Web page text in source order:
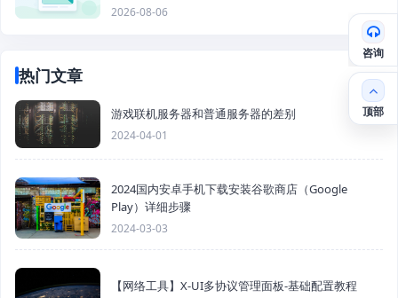
2026-08-06
热门文章
游戏联机服务器和普通服务器的差别
2024-04-01
2024国内安卓手机下载安装谷歌商店（Google
Play）详细步骤
2024-03-03
【网络工具】X-UI多协议管理面板-基础配置教程
咨询
顶部